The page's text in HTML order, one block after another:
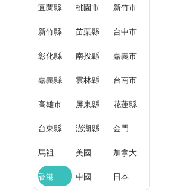
宜蘭縣 桃園市 新竹市
新竹縣 苗栗縣 台中市
彰化縣 南投縣 嘉義市
嘉義縣 雲林縣 台南市
高雄市 屏東縣 花蓮縣
台東縣 澎湖縣 金門
馬祖 美國 加拿大
香港 中國 日本